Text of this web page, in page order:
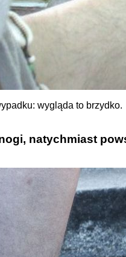
wygląda to brzydko.
natychmiast